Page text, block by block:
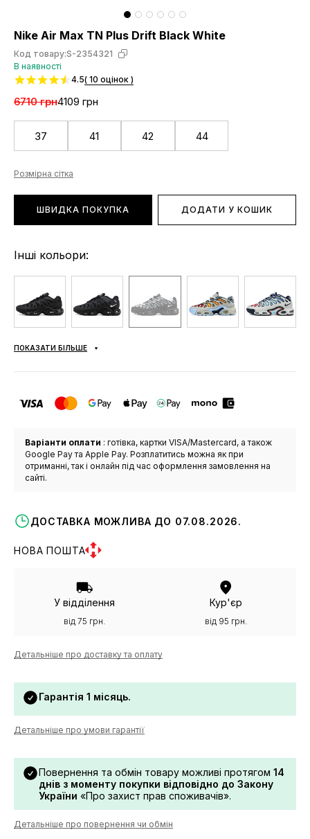
Nike Air Max TN Plus Drift Black White
Код товару:S-2354321
В наявності
4.5( 10 оцінок )
6710 грн4109 грн
37 41 42 44
Розмірна сітка
ШВИДКА ПОКУПКА ДОДАТИ У КОШИК
Інші кольори:
ПОКАЗАТИ БІЛЬШЕ
Варіанти оплати : готівка, картки VISA/Mastercard, а також
Google Pay та Apple Pay. Розплатитись можна як при
отриманні, так і онлайн під час оформлення замовлення на
сайті.
ДОСТАВКА МОЖЛИВА ДО 07.08.2026.
НОВА ПОШТА
У відділення
від 75 грн.
Кур'єр
від 95 грн.
Детальніше про доставку та оплату
Гарантія 1 місяць.
Детальніше про умови гарантії
Повернення та обмін товару можливі протягом 14
днів з моменту покупки відповідно до Закону
України «Про захист прав споживачів».
Детальніше про повернення чи обмін